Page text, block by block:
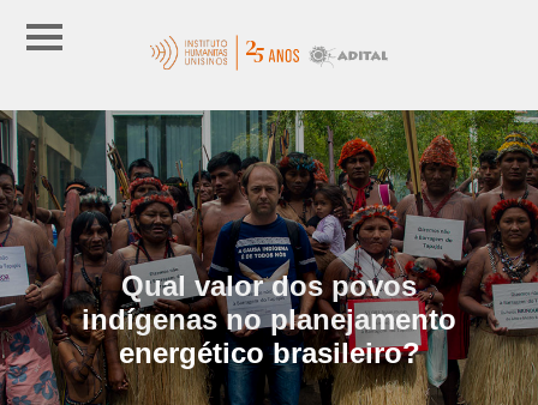
Qual valor dos povos
indígenas no planejamento
energético brasileiro?